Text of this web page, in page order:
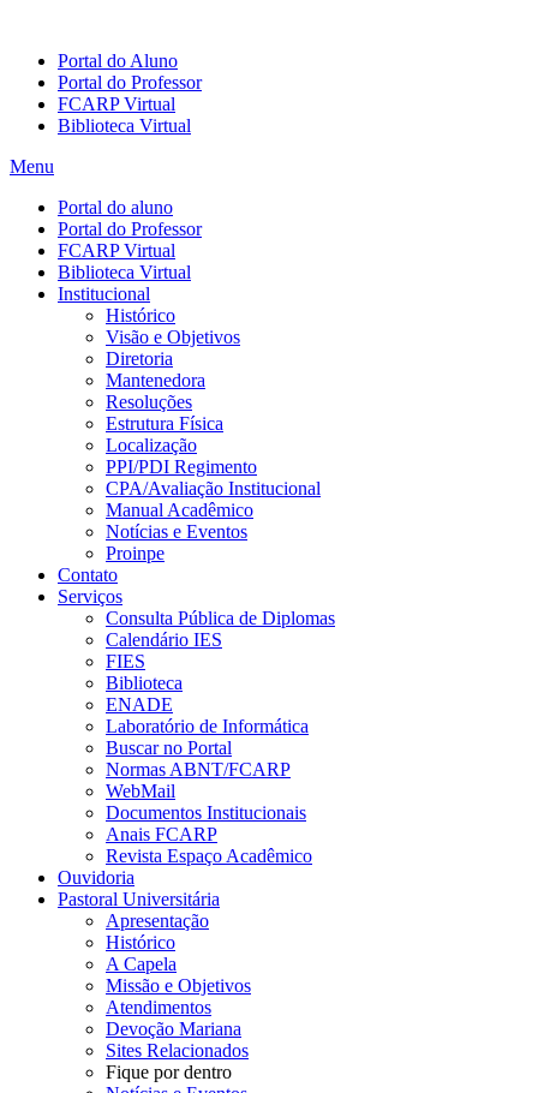
Portal do Aluno
Portal do Professor
FCARP Virtual
Biblioteca Virtual
Menu
Portal do aluno
Portal do Professor
FCARP Virtual
Biblioteca Virtual
Institucional
Histórico
Visão e Objetivos
Diretoria
Mantenedora
Resoluções
Estrutura Física
Localização
PPI/PDI Regimento
CPA/Avaliação Institucional
Manual Acadêmico
Notícias e Eventos
Proinpe
Contato
Serviços
Consulta Pública de Diplomas
Calendário IES
FIES
Biblioteca
ENADE
Laboratório de Informática
Buscar no Portal
Normas ABNT/FCARP
WebMail
Documentos Institucionais
Anais FCARP
Revista Espaço Acadêmico
Ouvidoria
Pastoral Universitária
Apresentação
Histórico
A Capela
Missão e Objetivos
Atendimentos
Devoção Mariana
Sites Relacionados
Fique por dentro